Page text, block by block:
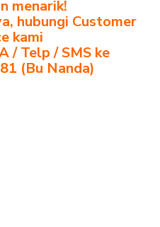
menarik!
hubungi Customer
kami
/ Telp / SMS ke
(Bu Nanda)